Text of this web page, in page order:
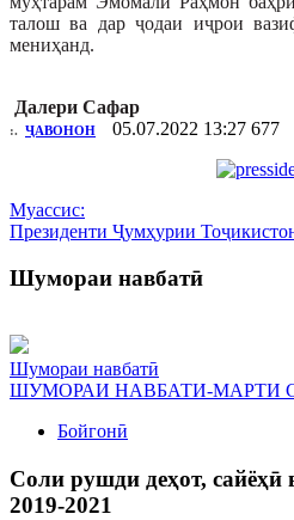
талош ва дар ҷодаи иҷрои
Далери Сафар
:. ҶАВОНОН 05.07.2022 13:27 677
Муассис:
Президенти Ҷумҳурии
Шумораи навбатӣ
Шумораи навбатӣ
ШУМОРАИ НАВБАТИ-МАРТИ
Бойгонӣ
Соли рушди деҳот,
2019-2021